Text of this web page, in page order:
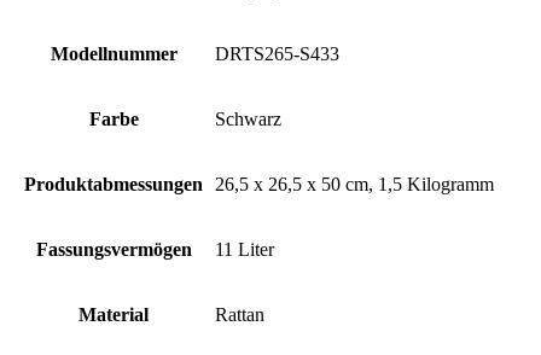
Modellnummer ‎DRTS265-S433
Farbe ‎Schwarz
Produktabmessungen ‎26,5 x 26,5 x 50 cm, 1,5 Kilogramm
Fassungsvermögen ‎11 Liter
Material ‎Rattan